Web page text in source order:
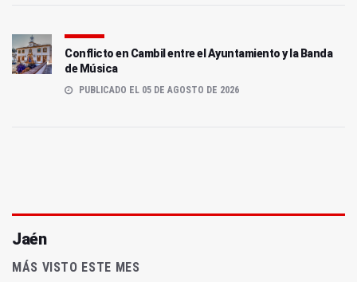
Conflicto en Cambil entre el Ayuntamiento y la Banda
de Música
PUBLICADO EL 05 DE AGOSTO DE 2026
Jaén
MÁS VISTO ESTE MES